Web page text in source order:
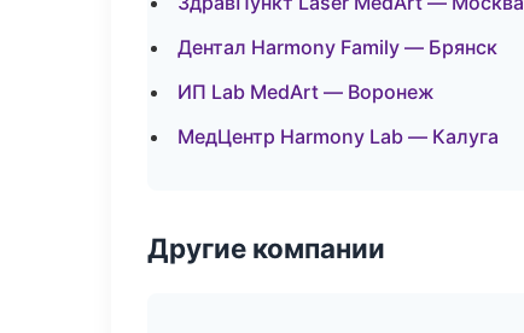
Дентал Harmony Family — Брянск
ИП Lab MedArt — Воронеж
МедЦентр Harmony Lab — Калуга
Другие компании